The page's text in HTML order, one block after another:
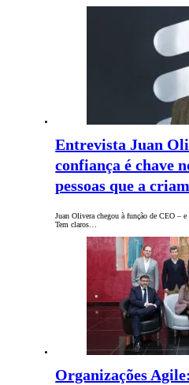
Entrevista Juan
confiança é chave
pessoas que a
Juan Olivera chegou à função de CEO –
Tem claros…
Organizações